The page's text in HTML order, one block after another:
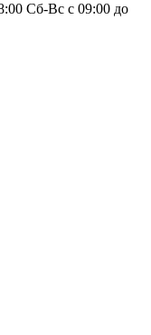
Сб-Вс с 09:00 до